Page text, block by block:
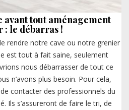
avant tout aménagement
: le débarras !
rendre notre cave ou notre grenier
est tout à fait saine, seulement
nous débarrasser de tout ce
n’avons plus besoin. Pour cela,
contacter des professionnels du
Ils s’assureront de faire le tri, de